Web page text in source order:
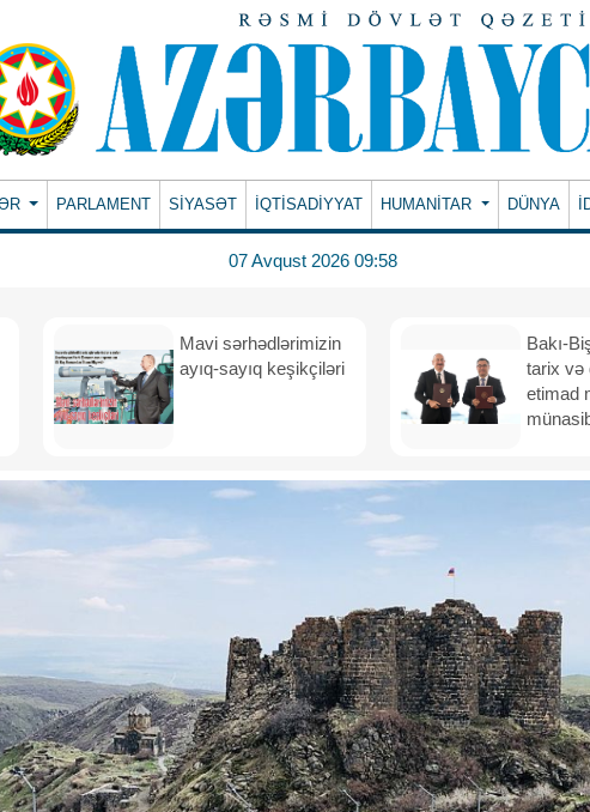
PARLAMENT SİYASƏT İQTİSADİYYAT HUMANITAR DÜNYA
07 Avqust 2026 09:58
Mavi sərhədlərimizin
ayıq-sayıq keşikçiləri
Bakı-
tarix və
etimad